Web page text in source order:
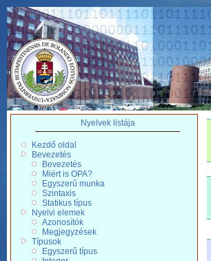
Nyelvek listája
Kezdő oldal
Bevezetés
Bevezetés
Miért is OPA?
Egyszerű munka
Szintaxis
Statikus típus
Nyelvi elemek
Azonosítók
Megjegyzések
Típusok
Egyszerű típus